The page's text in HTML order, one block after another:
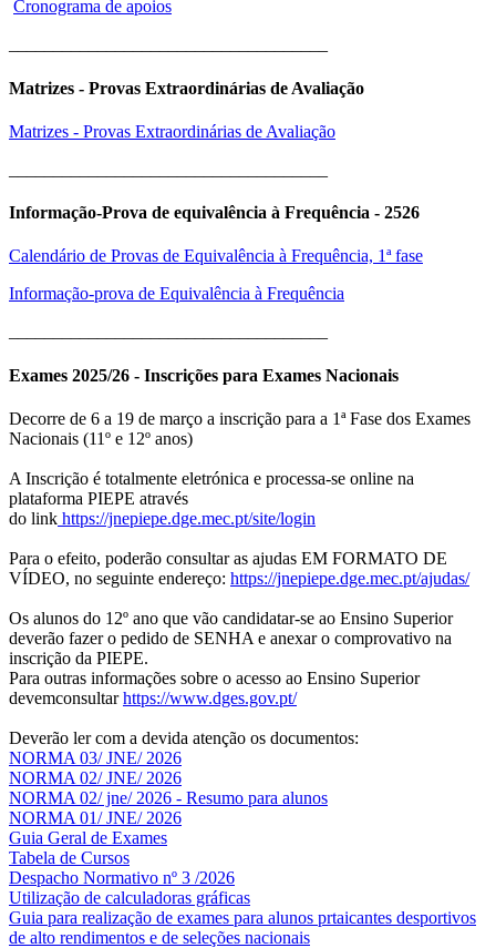
Cronograma de apoios
Matrizes - Provas Extraordinárias de Avaliação
Matrizes - Provas Extraordinárias de Avaliação
Informação-Prova de equivalência à Frequência - 2526
Calendário de Provas de Equivalência à Frequência, 1ª fase
Informação-prova de Equivalência à Frequência
Exames 2025/26 - Inscrições para Exames Nacionais
Decorre de 6 a 19 de março a inscrição para a 1ª Fase dos Exames
Nacionais (11º e 12º anos)
A Inscrição é totalmente eletrónica e processa-se online na
plataforma PIEPE através
do link https://jnepiepe.dge.mec.pt/site/login
Para o efeito, poderão consultar as ajudas EM FORMATO DE
VÍDEO, no seguinte endereço: https://jnepiepe.dge.mec.pt/ajudas/
Os alunos do 12º ano que vão candidatar-se ao Ensino Superior
deverão fazer o pedido de SENHA e anexar o comprovativo na
inscrição da PIEPE.
Para outras informações sobre o acesso ao Ensino Superior
devemconsultarhttps://www.dges.gov.pt/
Deverão ler com a devida atenção os documentos:
NORMA 03/ JNE/ 2026
NORMA 02/ JNE/ 2026
NORMA 02/ jne/ 2026 - Resumo para alunos
NORMA 01/ JNE/ 2026
Guia Geral de Exames
Tabela de Cursos
Despacho Normativo nº 3 /2026
Utilização de calculadoras gráficas
Guia para realização de exames para alunos prtaicantes desportivos
de alto rendimentos e de seleções nacionais